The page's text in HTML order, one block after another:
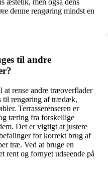
æstetik, men også dens
denne rengøring mindst en
til andre
at rense andre træoverflader
til rengøring af trædæk,
Terrasserenseren er
tæring fra forskellige
Det er vigtigt at justere
for korrekt brug af
træ. Ved at bruge en
rent og fornyet udseende på